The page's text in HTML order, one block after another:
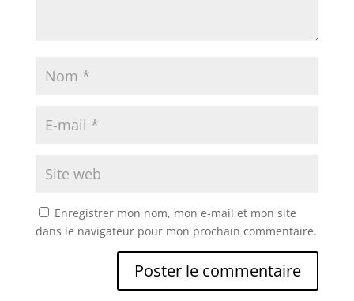
Enregistrer mon nom, mon e-mail et mon site
dans le navigateur pour mon prochain commentaire.